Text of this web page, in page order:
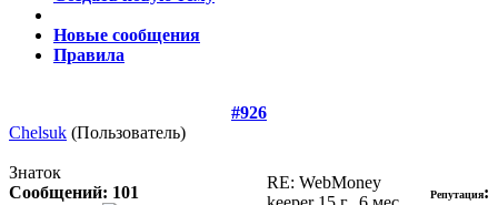
Новые сообщения
Правила
#926
Chelsuk (Пользователь)
Знаток
Сообщений: 101
RE: WebMoney
Репутация: